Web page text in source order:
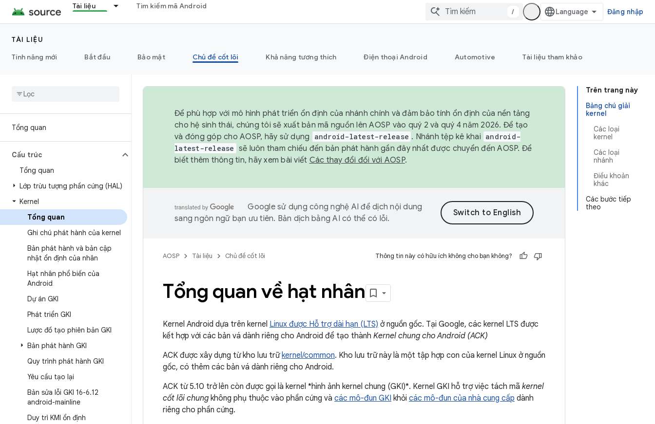
Tài liệu Tìm kiếm mã Android
/ Đăng nhập
TÀI LIỆU
Tính năng mới
Bắt đầu Bảo mật Chủ đề cốt lõi Khả năng tương thích Điện thoại Android Automotive Tài liệu tham khảo
Tổng quan
Cấu trúc
Tổng quan
Lớp trừu tượng phần cứng (HAL)
Kernel
Tổng quan
Ghi chú phát hành của kernel
Bản phát hành và bản cập
nhật ổn định của nhân
Hạt nhân phổ biến của
Android
Dự án GKI
Phát triển GKI
Lược đồ tạo phiên bản GKI
Bản phát hành GKI
Quy trình phát hành GKI
Yêu cầu tạo lại
Bản sửa lỗi GKI 16-6.12
android-mainline
Duy trì KMI ổn định
Trên trang này
Bảng chú giải
kernel
Các loại
kernel
Các loại
nhánh
Điều khoản
khác
Các bước tiếp
theo
Để phù hợp với mô hình phát triển ổn định của nhánh chính và đảm bảo tính ổn định của nền tảng
cho hệ sinh thái, chúng tôi sẽ xuất bản mã nguồn lên AOSP vào quý 2 và quý 4 năm 2026. Để tạo
và đóng góp cho AOSP, hãy sử dụng
android-latest-release . Nhánh tệp kê khai android-
latest-release sẽ luôn tham chiếu đến bản phát hành gần đây nhất được chuyển đến AOSP. Để
biết thêm thông tin, hãy xem bài viết Các thay đổi đối với AOSP.
Google sử dụng công nghệ AI để dịch nội dung
sang ngôn ngữ bạn ưu tiên. Bản dịch bằng AI có thể có lỗi.
AOSP Tài liệu Chủ đề cốt lõi Thông tin này có hữu ích không cho bạn không?
Tổng quan về hạt nhân
Kernel Android dựa trên kernel Linux được Hỗ trợ dài hạn (LTS) ở nguồn gốc. Tại Google, các kernel LTS được
kết hợp với các bản vá dành riêng cho Android để tạo thành Kernel chung cho Android (ACK)
ACK được xây dựng từ kho lưu trữkernel/common. Kho lưu trữ này là một tập hợp con của kernel Linux ở nguồn
gốc, có thêm các bản vá dành riêng cho Android.
ACK từ 5.10 trở lên còn được gọi là kernel *hình ảnh kernel chung (GKI)*. Kernel GKI hỗ trợ việc tách mã kernel
cốt lõi chung không phụ thuộc vào phần cứng và các mô-đun GKI khỏi các mô-đun của nhà cung cấp dành
riêng cho phần cứng.